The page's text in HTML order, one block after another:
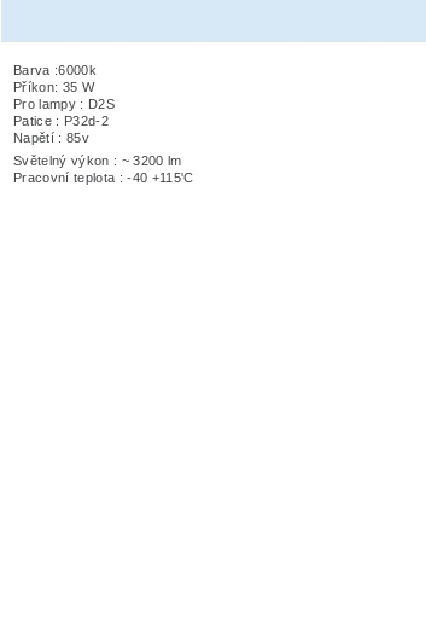
Barva :6000k
Příkon: 35 W
Pro lampy : D2S
Patice : P32d-2
Napětí : 85v
Světelný výkon : ~ 3200 lm
Pracovní teplota : -40 +115'C